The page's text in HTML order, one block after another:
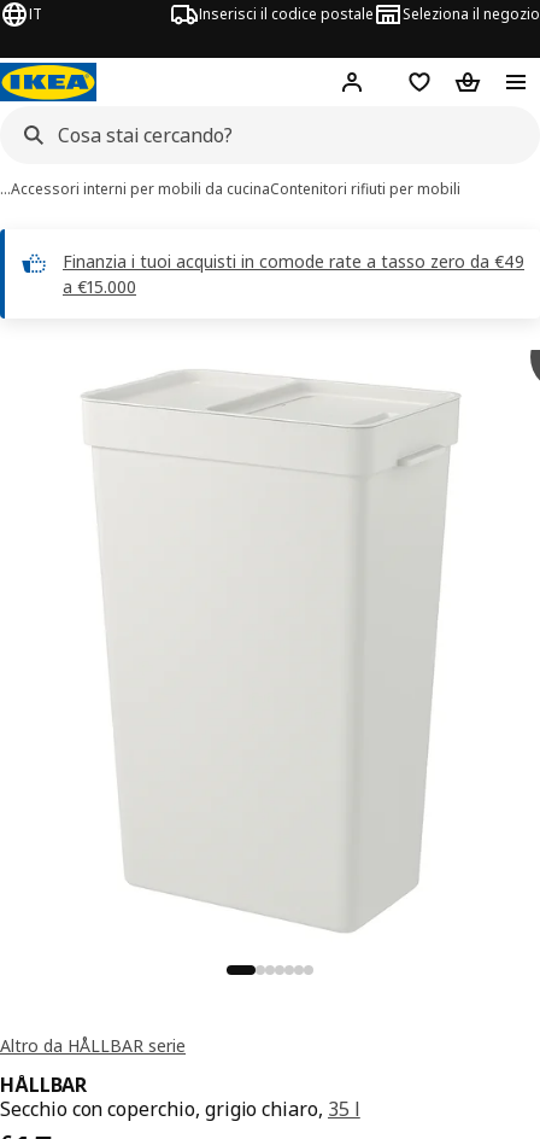
IT Inserisci il codice postale Seleziona il negozio
Hej! AccediLista deiCarrello
…Accessori interni per mobili da cucinaContenitori rifiuti per mobili
Finanzia i tuoi acquisti in comode rate a tasso zero da €49
a €15.000
di 7 HÅLLBAR
Altro da HÅLLBAR serie
HÅLLBAR
Secchio con coperchio, grigio chiaro, 35 l